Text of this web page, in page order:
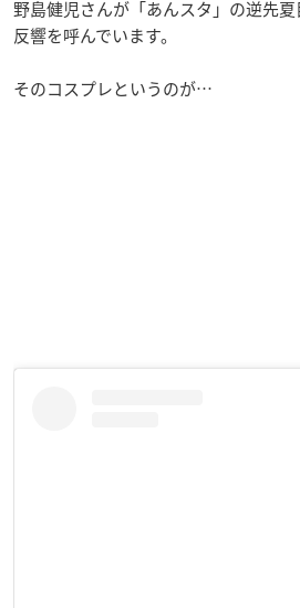
野島健児さんが「あんスタ」の逆先夏
反響を呼んでいます。
そのコスプレというのが…